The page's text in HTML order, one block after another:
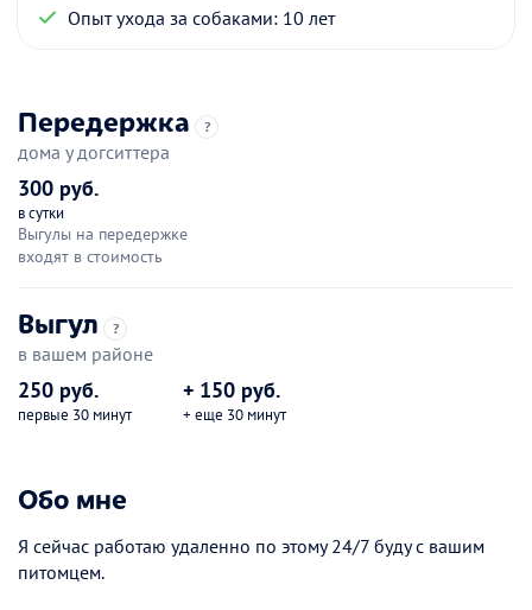
Опыт ухода за собаками: 10 лет
Передержка ?
дома у догситтера
300 руб.
в сутки
Выгулы на передержке
входят в стоимость
Выгул ?
в вашем районе
250 руб.
первые 30 минут
+ 150 руб.
+ еще 30 минут
Обо мне
Я сейчас работаю удаленно по этому 24/7 буду с вашим
питомцем.